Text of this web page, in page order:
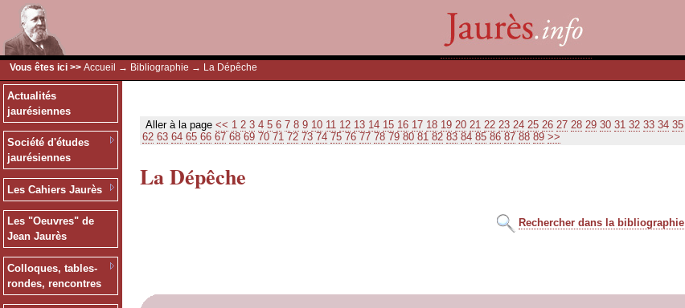
Vous êtes ici >> Accueil → Bibliographie → La Dépêche
Actualités
jaurésiennes
Société d'études
jaurésiennes
Les Cahiers Jaurès
Les "Oeuvres" de
Jean Jaurès
Colloques, tables-
rondes, rencontres
Aller à la page << 1 2 3 4 5 6 7 8 9 10 11 12 13 14 15 16 17 18 19 20 21 22 23 24 25 26 27 28 29 30 31 32 33 34 35
62 63 64 65 66 67 68 69 70 71 72 73 74 75 76 77 78 79 80 81 82 83 84 85 86 87 88 89 >>
La Dépêche
Rechercher dans la bibliographie